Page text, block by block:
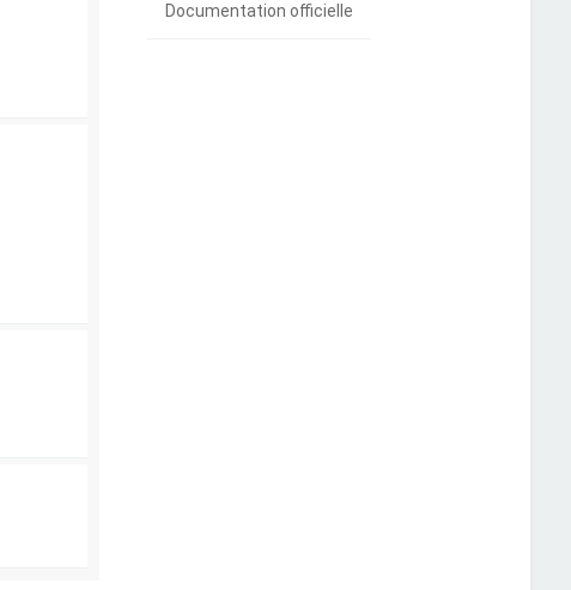
Documentation officielle